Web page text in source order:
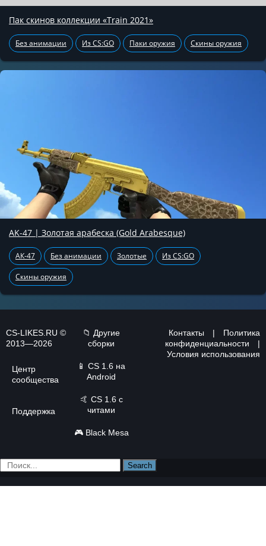
Пак скинов коллекции «Train 2021»
Без анимации Из CS:GO Паки оружия Скины оружия
AK-47 | Золотая арабеска (Gold Arabesque)
АК-47 Без анимации Золотые Из CS:GO
Скины оружия
CS-LIKES.RU ©
2013—2026
Центр
сообщества
Поддержка
📁 Другие
сборки
📱 CS 1.6 на
Android
🤙 CS 1.6 с
читами
🎮 Black Mesa
Контакты |
Политика
конфиденциальности
|
Условия использования
Search